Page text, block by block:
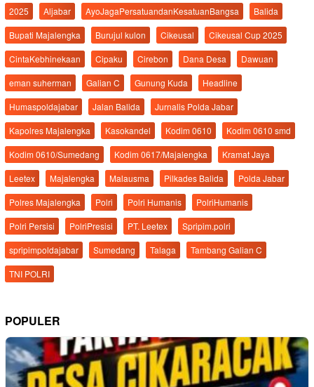
2025 Aljabar AyoJagaPersatuandanKesatuanBangsa
Balida
Bupati Majalengka
Burujul kulon Cikeusal
Cikeusal Cup 2025
CintaKebhinekaan
Cipaku Cirebon Dana Desa
Dawuan
eman suherman
Galian C Gunung Kuda
Headline
Humaspoldajabar
Jalan Balida
Jurnalis Polda Jabar
Kapolres Majalengka
Kasokandel Kodim 0610
Kodim 0610 smd
Kodim 0610/Sumedang
Kodim 0617/Majalengka
Kramat Jaya
Leetex
Majalengka Malausma Pilkades Balida
Polda Jabar
Polres Majalengka
Polri Polri Humanis
PolriHumanis
Polri Persisi
PolriPresisi PT. Leetex
Spripim.polri
spripimpoldajabar
Sumedang Talaga
Tambang Galian C
TNI POLRI
POPULER